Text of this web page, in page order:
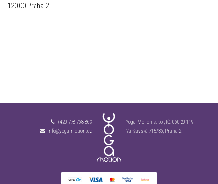
120 00 Praha 2
+420 778 768 863
info@yoga-motion.cz
Yoga-Motion s.r.o., IČ:060 20 119
Varšavská 715/36, Praha 2